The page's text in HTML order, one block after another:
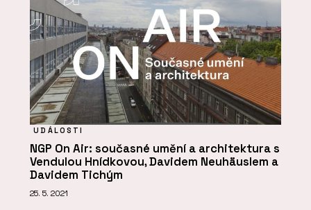
UDÁLOSTI
NGP On Air: současné umění a architektura s
Vendulou Hnídkovou, Davidem Neuhäuslem a
Davidem Tichým
25. 5. 2021